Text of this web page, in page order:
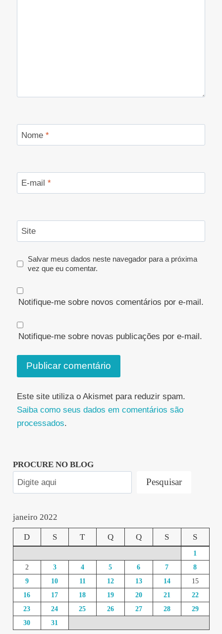
Nome *
E-mail *
Site
Salvar meus dados neste navegador para a próxima
vez que eu comentar.
Notifique-me sobre novos comentários por e-mail.
Notifique-me sobre novas publicações por e-mail.
Este site utiliza o Akismet para reduzir spam.
Saiba como seus dados em comentários são
processados.
PROCURE NO BLOG
Pesquisar
janeiro 2022
D S T Q Q S S
1
2
3 4 5 6 7
8
9
10 11 12 13 14
15
16
17 18 19 20 21
22
23
24 25 26 27 28
29
30
31